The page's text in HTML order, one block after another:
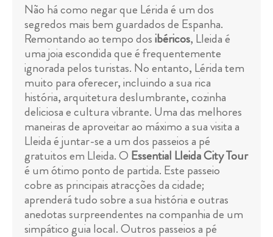
Não há como negar que Lérida é um dos
segredos mais bem guardados de Espanha.
Remontando ao tempo dosibéricos, Lleida é
uma joia escondida que é frequentemente
ignorada pelos turistas. No entanto, Lérida tem
muito para oferecer, incluindo a sua rica
história, arquitetura deslumbrante, cozinha
deliciosa e cultura vibrante. Uma das melhores
maneiras de aproveitar ao máximo a sua visita a
Lleida é juntar-se a um dos passeios a pé
gratuitos em Lleida. O Essential Lleida City Tour
é um ótimo ponto de partida. Este passeio
cobre as principais atracções da cidade;
aprenderá tudo sobre a sua história e outras
anedotas surpreendentes na companhia de um
simpático guia local. Outros passeios a pé